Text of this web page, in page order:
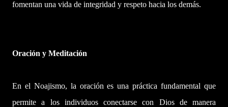
fomentan una vida de integridad y respeto hacia los demás.
Oración y Meditación
En el Noajismo, la oración es una práctica fundamental que
permite a los individuos conectarse con Dios de manera